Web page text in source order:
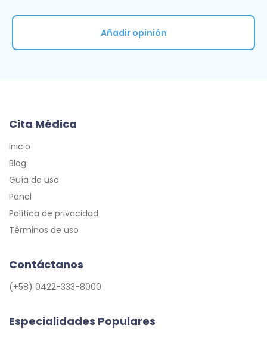
Añadir opinión
Cita Médica
Inicio
Blog
Guía de uso
Panel
Política de privacidad
Términos de uso
Contáctanos
(+58) 0422-333-8000
Especialidades Populares